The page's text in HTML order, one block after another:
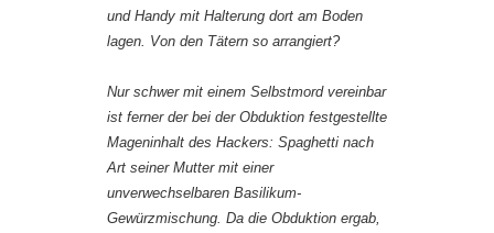
und Handy mit Halterung dort am Boden
lagen. Von den Tätern so arrangiert?
Nur schwer mit einem Selbstmord vereinbar
ist ferner der bei der Obduktion festgestellte
Mageninhalt des Hackers: Spaghetti nach
Art seiner Mutter mit einer
unverwechselbaren Basilikum-
Gewürzmischung. Da die Obduktion ergab,